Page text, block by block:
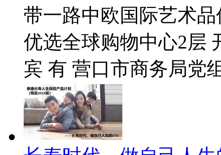
带一路中欧国际艺术
优选全球购物中心2层
宾 有 营口市商务局党